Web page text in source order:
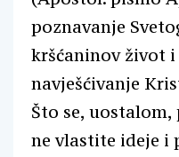
poznavanje
kršćaninov život i
navješćivanje
Što se,
ne vlastite ideje i